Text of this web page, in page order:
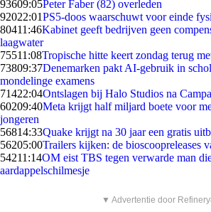
93609:05Peter Faber (82) overleden
92022:01PS5-doos waarschuwt voor einde
80411:46Kabinet geeft bedrijven geen
laagwater
75511:08Tropische hitte keert zondag terug
73809:37Denemarken pakt AI-gebruik in
mondelinge examens
71422:04Ontslagen bij Halo Studios na
60209:40Meta krijgt half miljard boete voor
jongeren
56814:33Quake krijgt na 30 jaar een gratis
56205:00Trailers kijken: de bioscoopreleases
54211:14OM eist TBS tegen verwarde man
aardappelschilmesje
▼ Advertentie door